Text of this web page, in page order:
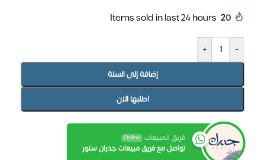
20
Items sold in last 24 hours
-
+
إضافة إلى السلة
اطلبها الان
فريق المبيعات Online
تواصل مع فريق مبيعات جدران ستور